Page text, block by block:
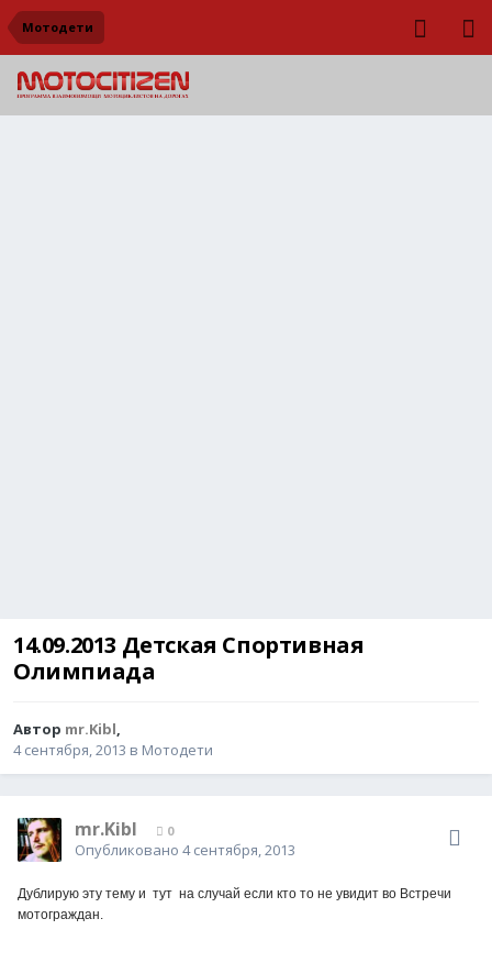
Мотодети
14.09.2013 Детская Спортивная
Олимпиада
Автор mr.Kibl,
4 сентября, 2013 в Мотодети
mr.Kibl 0
Опубликовано 4 сентября, 2013
Дублирую эту тему и тут на случай если кто то не увидит во Встречи
мотограждан.